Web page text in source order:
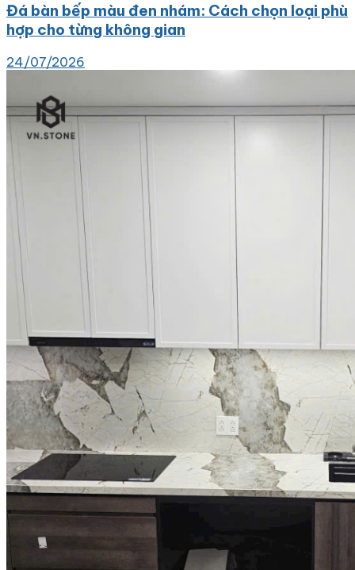
Đá bàn bếp màu đen nhám: Cách chọn loại phù
hợp cho từng không gian
24/07/2026